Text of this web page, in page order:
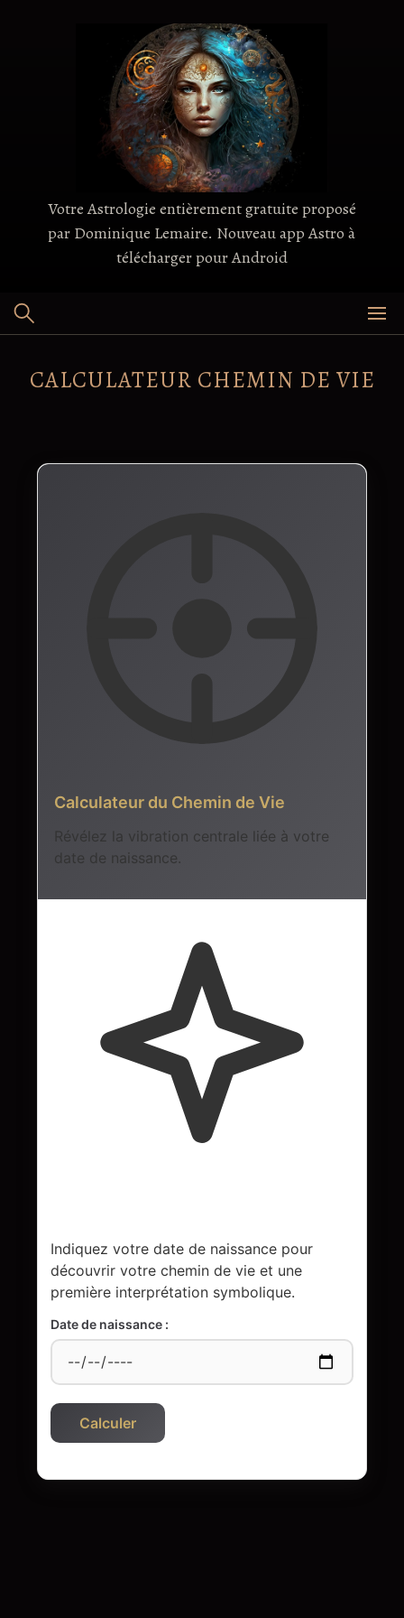
Votre Astrologie entièrement gratuite proposé
par Dominique Lemaire. Nouveau app Astro à
télécharger pour Android
CALCULATEUR CHEMIN DE VIE
Calculateur du Chemin de Vie
Révélez la vibration centrale liée à votre
date de naissance.
Indiquez votre date de naissance pour
découvrir votre chemin de vie et une
première interprétation symbolique.
Date de naissance :
Calculer